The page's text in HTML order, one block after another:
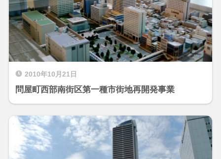
2010年10月21日
問屋町西部南街区第一種市街地再開発事業